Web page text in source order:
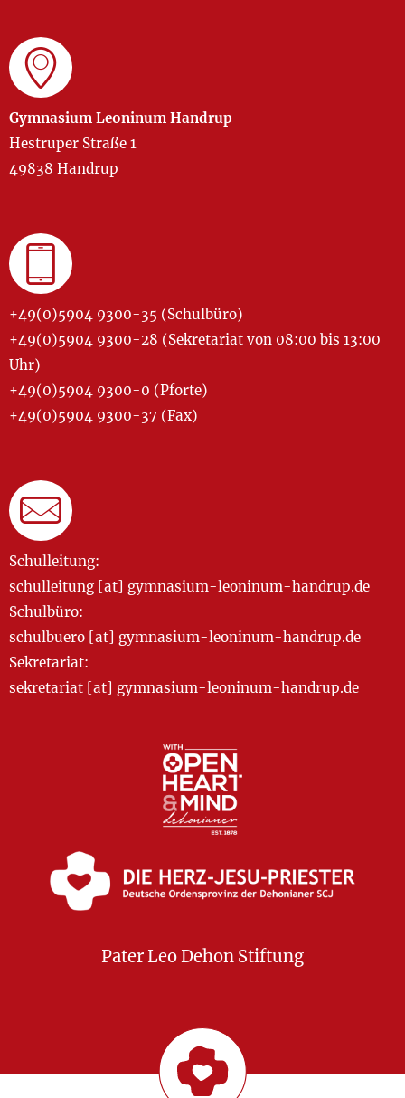
Gymnasium Leoninum Handrup
Hestruper Straße 1
49838 Handrup
+49(0)5904 9300-35 (Schulbüro)
+49(0)5904 9300-28 (Sekretariat von 08:00 bis 13:00
Uhr)
+49(0)5904 9300-0 (Pforte)
+49(0)5904 9300-37 (Fax)
Schulleitung:
schulleitung [at] gymnasium-leoninum-handrup.de
Schulbüro:
schulbuero [at] gymnasium-leoninum-handrup.de
Sekretariat:
sekretariat [at] gymnasium-leoninum-handrup.de
Pater Leo Dehon Stiftung